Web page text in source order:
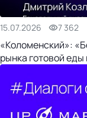
15.07.2026 7 362
«Коломенский»:
рынка готовой еды